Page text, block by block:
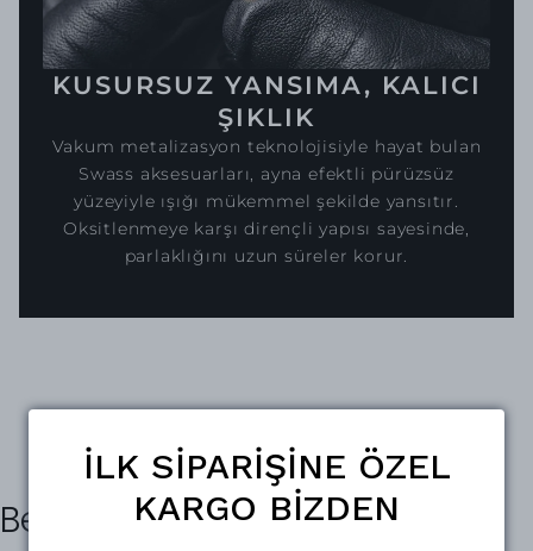
KUSURSUZ YANSIMA, KALICI
ŞIKLIK
Vakum metalizasyon teknolojisiyle hayat bulan
Swass aksesuarları, ayna efektli pürüzsüz
yüzeyiyle ışığı mükemmel şekilde yansıtır.
Oksitlenmeye karşı dirençli yapısı sayesinde,
parlaklığını uzun süreler korur.
Benzer Ürünler
İLK SİPARİŞİNE ÖZEL
KARGO BİZDEN